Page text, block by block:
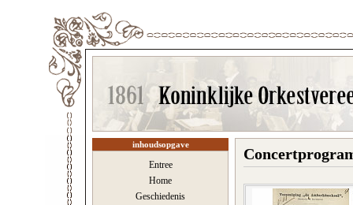
inhoudsopgave
Entree
Home
Geschiedenis